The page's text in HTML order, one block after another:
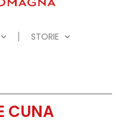
STORIE
CUNA